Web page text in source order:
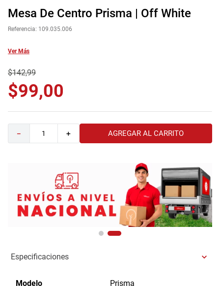
Mesa De Centro Prisma | Off White
Referencia: 109.035.006
Ver Más
$142,99
$99,00
＋
－ AGREGAR AL CARRITO
Especificaciones
Modelo Prisma
9.
havana master
10. sofa